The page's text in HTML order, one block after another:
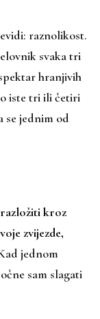
raznolikost.
svaka tri
hranjivih
iste tri ili četiri
se jednim od
razložiti kroz
zvijezde,
jednom
sam slagati